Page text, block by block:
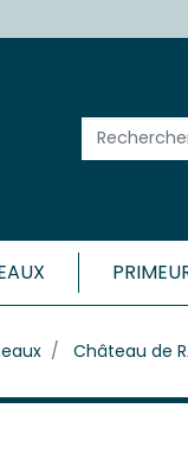
Listrac-Médoc
Château de